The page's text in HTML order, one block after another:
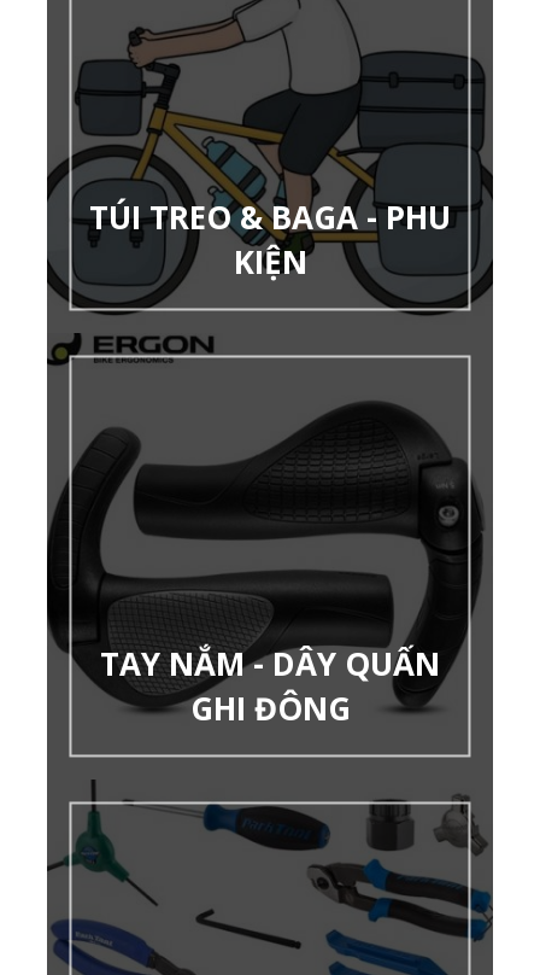
TÚI TREO & BAGA - PHU
KIỆN
TAY NẮM - DÂY QUẤN
GHI ĐÔNG